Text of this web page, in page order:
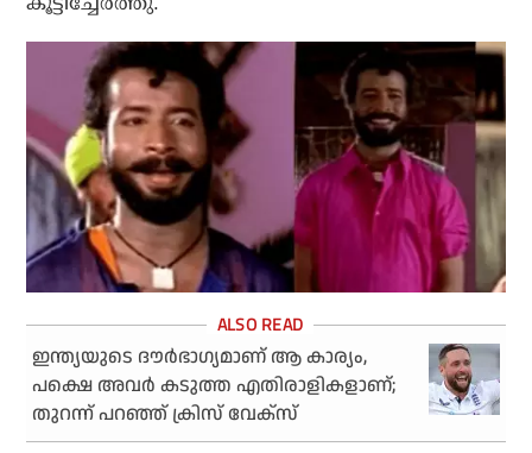
ഇന്ത്യയുടെ ദൗര്‍ഭാഗ്യമാണ് ആ കാര്യം,
പക്ഷെ അവര്‍ കടുത്ത എതിരാളികളാണ്;
തുറന്ന് പറഞ്ഞ് ക്രിസ് വേക്‌സ്